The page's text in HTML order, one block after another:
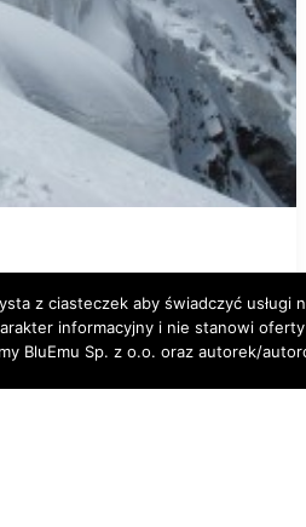
z ciasteczek aby świadczyć
informacyjny i nie stanowi
BluEmu Sp. z o.o. oraz autorek/